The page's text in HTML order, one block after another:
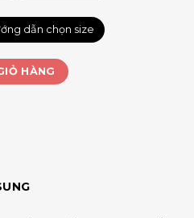
dẫn chọn size
HÀNG